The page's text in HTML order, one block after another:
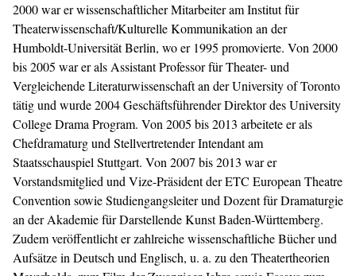
2000 war er wissenschaftlicher Mitarbeiter am Institut für
Theaterwissenschaft/Kulturelle Kommunikation an der
Humboldt-Universität Berlin, wo er 1995 promovierte. Von 2000
bis 2005 war er als Assistant Professor für Theater- und
Vergleichende Literaturwissenschaft an der University of Toronto
tätig und wurde 2004 Geschäftsführender Direktor des University
College Drama Program. Von 2005 bis 2013 arbeitete er als
Chefdramaturg und Stellvertretender Intendant am
Staatsschauspiel Stuttgart. Von 2007 bis 2013 war er
Vorstandsmitglied und Vize-Präsident der ETC European Theatre
Convention sowie Studiengangsleiter und Dozent für Dramaturgie
an der Akademie für Darstellende Kunst Baden-Württemberg.
Zudem veröffentlicht er zahlreiche wissenschaftliche Bücher und
Aufsätze in Deutsch und Englisch, u. a. zu den Theatertheorien